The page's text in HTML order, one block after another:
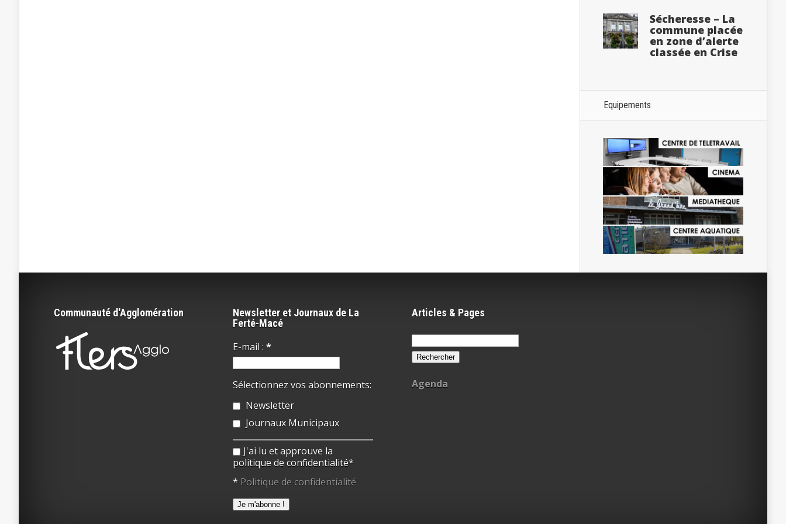
Sécheresse – La
commune placée
en zone d’alerte
classée en Crise
Equipements
Communauté d'Agglomération
Newsletter et Journaux de La
Ferté-Macé
E-mail : *
Sélectionnez vos abonnements:
Newsletter
Journaux Municipaux
J'ai lu et approuve la
politique de confidentialité*
* Politique de confidentialité
Articles & Pages
Rechercher :
Agenda